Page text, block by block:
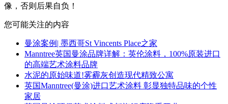
像，否则后果自负！
您可能关注的内容
曼涂案例| 墨西哥St Vincents Place之家
Manntree英国曼涂品牌详解：英伦涂料，100%原装进口
的高端艺术涂料品牌
水泥的原始味道!雾霾灰创造现代精致公寓
英国Manntree(曼涂)进口艺术涂料 彰显独特品味的个性
家居